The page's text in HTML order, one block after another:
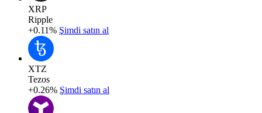
XRP
Ripple
+0.11% Şimdi satın al
XTZ
Tezos
+0.26% Şimdi satın al